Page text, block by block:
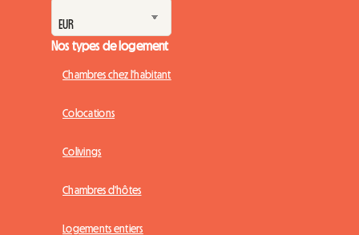
Nos types de logement
Chambres chez l'habitant
Colocations
Colivings
Chambres d'hôtes
Logements entiers